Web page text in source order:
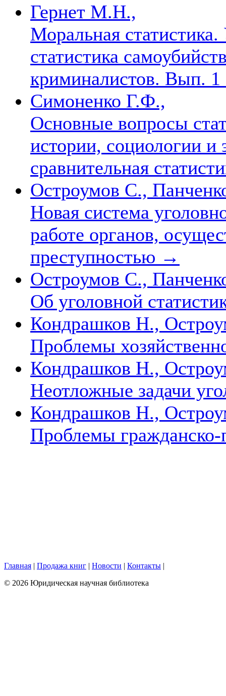
Гернет М.Н.,
Моральная статистика.
статистика
криминалистов. Вып. 1
Симоненко Г.Ф.,
Основные вопросы
истории, социологии и
сравнительная
Остроумов С.,
Новая система
работе органов,
преступностью →
Остроумов С.,
Об уголовной
Кондрашков Н.,
Проблемы
Кондрашков Н.,
Неотложные задачи
Кондрашков Н.,
Проблемы гражданско-
Главная | Продажа книг | Новости | Контакты |
© 2026 Юридическая научная библиотека